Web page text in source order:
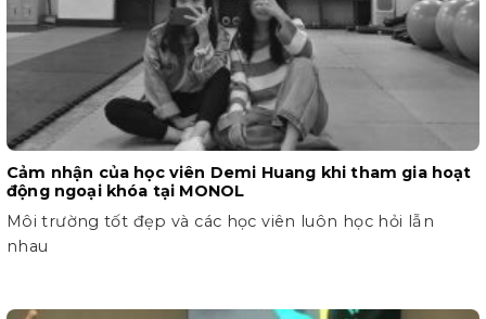
Cảm nhận của học viên Demi Huang khi tham gia hoạt
động ngoại khóa tại MONOL
Môi trường tốt đẹp và các học viên luôn học hỏi lẫn
nhau